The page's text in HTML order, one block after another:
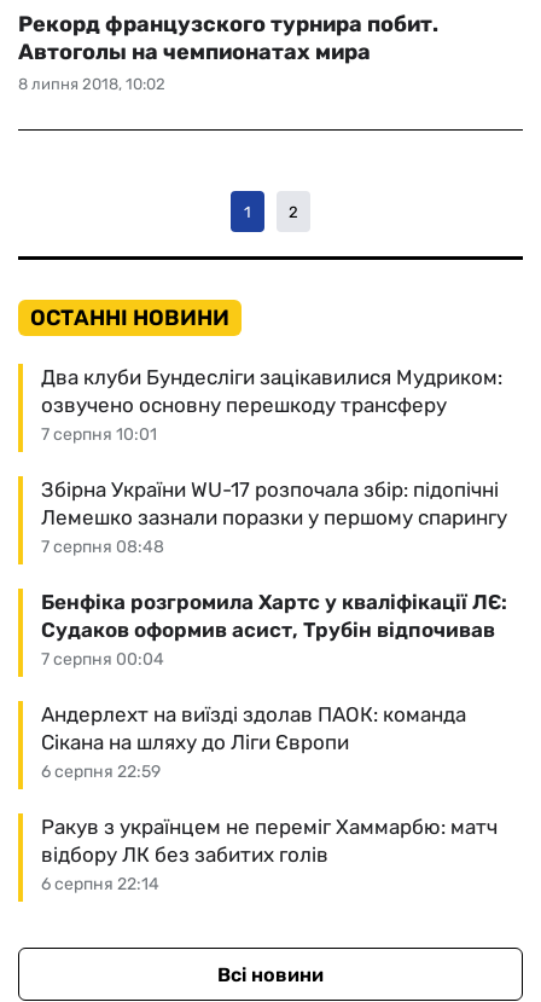
8 липня 2018, 10:02
Рекорд французского турнира побит.
Автоголы на чемпионатах мира
1 2
ОСТАННІ НОВИНИ
7 серпня 10:01
Два клуби Бундесліги зацікавилися Мудриком:
озвучено основну перешкоду трансферу
7 серпня 08:48
Збірна України WU-17 розпочала збір: підопічні
Лемешко зазнали поразки у першому спарингу
7 серпня 00:04
Бенфіка розгромила Хартс у кваліфікації ЛЄ:
Судаков оформив асист, Трубін відпочивав
6 серпня 22:59
Андерлехт на виїзді здолав ПАОК: команда
Сікана на шляху до Ліги Європи
6 серпня 22:14
Ракув з українцем не переміг Хаммарбю: матч
відбору ЛК без забитих голів
Всі новини